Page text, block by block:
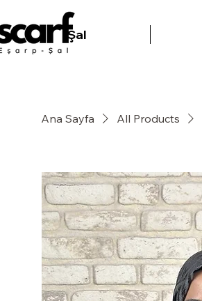
Şal
Ana Sayfa All Products